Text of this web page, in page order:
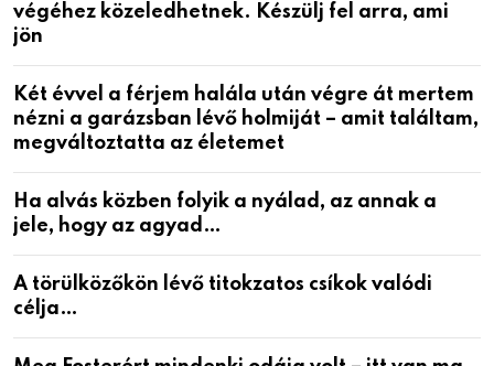
végéhez közeledhetnek. Készülj fel arra, ami
jön
Két évvel a férjem halála után végre át mertem
nézni a garázsban lévő holmiját – amit találtam,
megváltoztatta az életemet
Ha alvás közben folyik a nyálad, az annak a
jele, hogy az agyad…
A törülközőkön lévő titokzatos csíkok valódi
célja…